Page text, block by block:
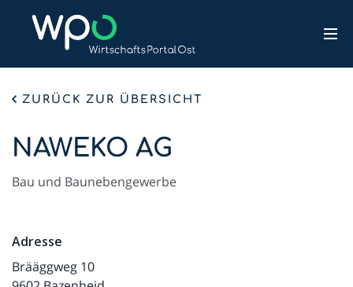
ZURÜCK ZUR ÜBERSICHT
NAWEKO AG
Bau und Baunebengewerbe
Adresse
Brääggweg 10